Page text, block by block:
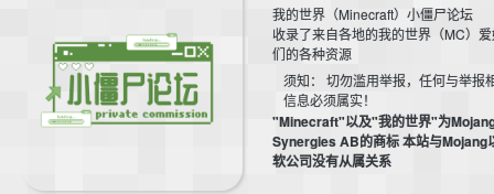
我的世界（Minecraft）小僵尸论坛
收录了来自各地的我的世界（MC）
们的各种资源
须知： 切勿滥用举报，任何与举报
信息必须属实！
"Minecraft"以及"我的世界"为
Synergies AB的商标 本站与Mojang
软公司没有从属关系